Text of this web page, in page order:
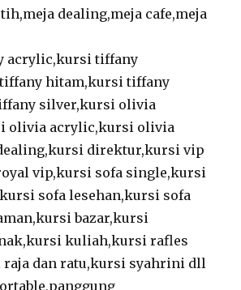
dealing,meja cafe,meja
acrylic,kursi tiffany
hitam,kursi tiffany
silver,kursi olivia
olivia acrylic,kursi olivia
direktur,kursi vip
vip,kursi sofa single,kursi
sofa lesehan,kursi sofa
bazar,kursi
kuliah,kursi rafles
dan ratu,kursi syahrini dll